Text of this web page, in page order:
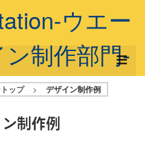
ップ > デザイン制作例
制作例